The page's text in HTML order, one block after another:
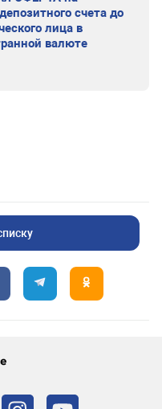
счета до
лица в
валюте